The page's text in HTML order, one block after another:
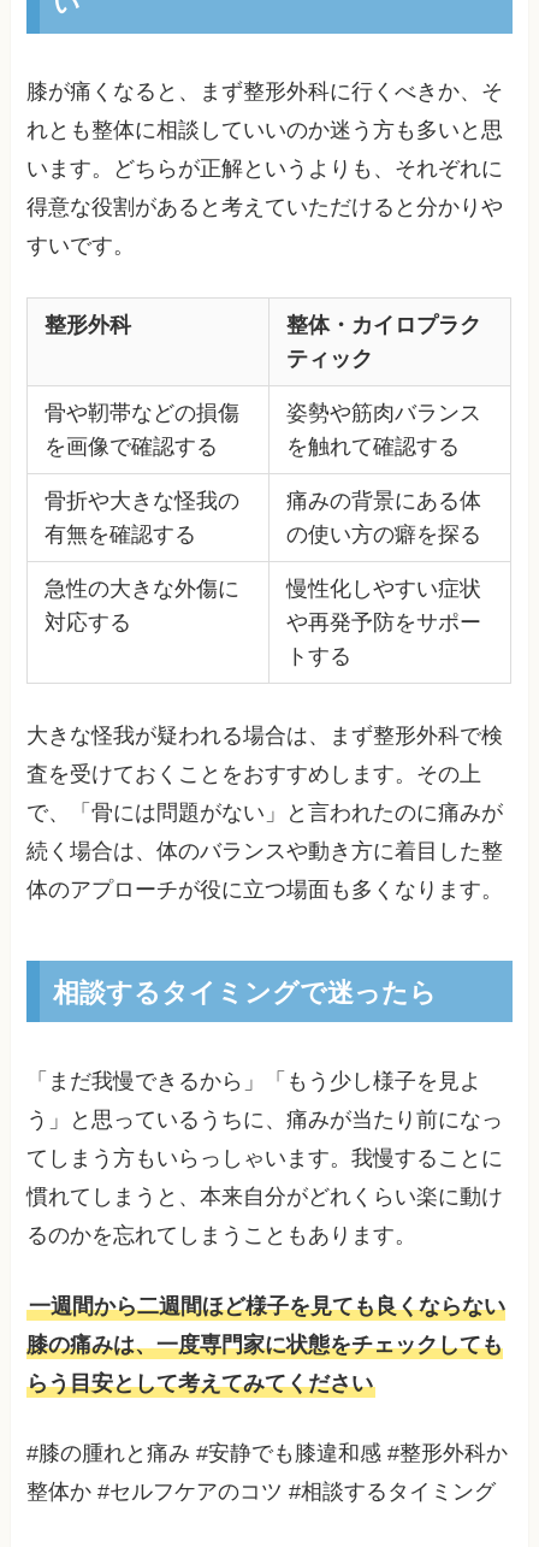
膝が痛くなると、まず整形外科に行くべきか、そ
れとも整体に相談していいのか迷う方も多いと思
います。どちらが正解というよりも、それぞれに
得意な役割があると考えていただけると分かりや
すいです。
整形外科
整体・カイロプラク
ティック
骨や靭帯などの損傷
を画像で確認する
姿勢や筋肉バランス
を触れて確認する
骨折や大きな怪我の
有無を確認する
痛みの背景にある体
の使い方の癖を探る
急性の大きな外傷に
対応する
慢性化しやすい症状
や再発予防をサポー
トする
大きな怪我が疑われる場合は、まず整形外科で検
査を受けておくことをおすすめします。その上
で、「骨には問題がない」と言われたのに痛みが
続く場合は、体のバランスや動き方に着目した整
体のアプローチが役に立つ場面も多くなります。
相談するタイミングで迷ったら
「まだ我慢できるから」「もう少し様子を見よ
う」と思っているうちに、痛みが当たり前になっ
てしまう方もいらっしゃいます。我慢することに
慣れてしまうと、本来自分がどれくらい楽に動け
るのかを忘れてしまうこともあります。
一週間から二週間ほど様子を見ても良くならない
膝の痛みは、一度専門家に状態をチェックしても
らう目安として考えてみてください
#膝の腫れと痛み #安静でも膝違和感 #整形外科か
整体か #セルフケアのコツ #相談するタイミング